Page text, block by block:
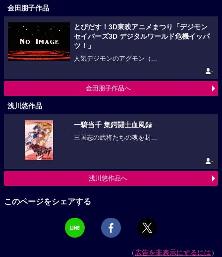
金田朋子作品
とびだす！3D東映アニメまつり「デジモン
セイバーズ3D デジタルワールド危機イッパ
ツ！」
人気デジモンのアグモン（...
-
金田朋子作品へ
浅川悠作品
一騎当千 集鍔闘士血風録
三国志の武将たちの魂を封...
-
浅川悠作品へ
このページをシェアする
（広告を非表示にするには）